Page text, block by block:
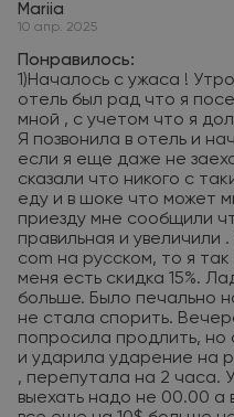
Mariia
10 апр. 2025
Понравилось:
1)Началось с ужаса !
отель был рад что я
мной , с учетом что я
Я позвонила в отель и
если я еще даже не
сказали что никого с
еду и в шоке что может
приезду мне сообщили
правильная и увеличили
com на русском, то я
меня есть скидка 15%.
больше. Было печально
не стала спорить.
попросила продлить, но
и ударила ударение на
, перепутала на 2 часа.
выехать надо не 00.00 а